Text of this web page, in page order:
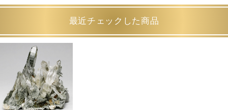
最近チェックした商品